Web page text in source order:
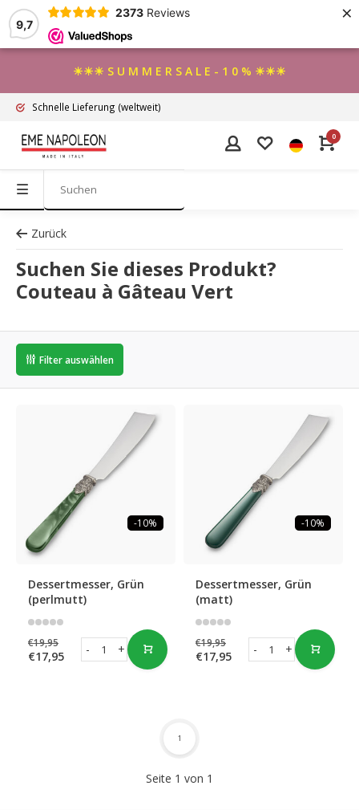
9,7
2373 Reviews ×
☀☀☀ S U M M E R S A L E - 1 0 % ☀☀☀
Schnelle Lieferung (weltweit)
0
Zurück
Suchen Sie dieses Produkt?
Couteau à Gâteau Vert
Filter auswählen
-10%
Dessertmesser, Grün
(perlmutt)
€19,95
€17,95 +
-
-10%
Dessertmesser, Grün
(matt)
€19,95
€17,95 +
-
Seite 1 von 1
1